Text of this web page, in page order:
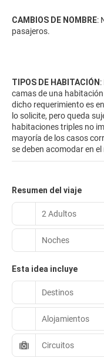
CAMBIOS DE NOMBRE:
pasajeros.
TIPOS DE HABITACIÓN
camas de una
dicho requerimiento es
lo solicite, pero queda
habitaciones triples no
mayoría de los casos
se deben acomodar en
Resumen del viaje
2 Adultos
Noches
Esta idea incluye
Destinos
Alojamientos
Circuitos